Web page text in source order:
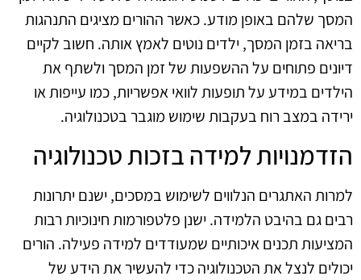
המסך שלהם באופן מודע. כאשר ההורים מציגים התנהגות
בריאה בזמן המסך, ילדים נוטים לאמץ אותה. חשוב לקיים
דיונים פתוחים על ההשפעות של זמן המסך ולשתף את
הילדים במידע על תופעות לוואי אפשריות, כמו עייפות או
ירידה במצב רוח בעקבות שימוש מוגבר בטכנולוגיה.
הזדמנויות למידה בזכות טכנולוגיה
למרות האתגרים הנלווים לשימוש במסכים, ישנם יתרונות
רבים גם בהיבט הלמידה. ישנן פלטפורמות חינוכיות רבות
המציעות תכנים איכותיים שמעודדים למידה פעילה. הורים
יכולים לנצל את הטכנולוגיה כדי להעשיר את הידע של